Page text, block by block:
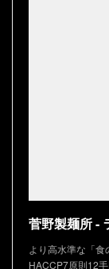
菅野製麺所 -
より高水準な「食
HACCP7原則12